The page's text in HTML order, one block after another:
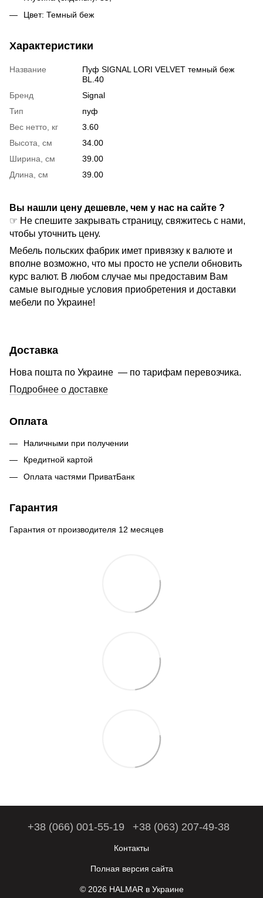
Цвет: Темный беж
Характеристики
Название
Пуф SIGNAL LORI VELVET темный беж
BL.40
Бренд
Signal
Тип
пуф
Вес нетто, кг
3.60
Высота, см
34.00
Ширина, см
39.00
Длина, см
39.00
Вы нашли цену дешевле, чем у нас на сайте ?
☞ Не спешите закрывать страницу, свяжитесь с нами,
чтобы уточнить цену.
Мебель польских фабрик имет привязку к валюте и
вполне возможно, что мы просто не успели обновить
курс валют. В любом случае мы предоставим Вам
самые выгодные условия приобретения и доставки
мебели по Украине!
Доставка
Нова пошта по Украине — по тарифам перевозчика.
Подробнее о доставке
Оплата
Наличными при получении
Кредитной картой
Оплата частями ПриватБанк
Гарантия
Гарантия от производителя 12 месяцев
+38 (066) 001-55-19 +38 (063) 207-49-38
Контакты
Полная версия сайта
© 2026 HALMAR в Украине